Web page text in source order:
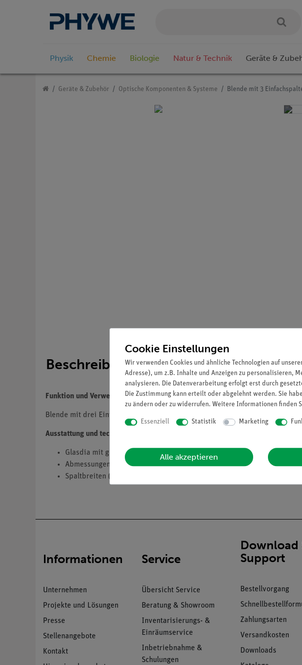
Physik Chemie Biologie Natur & Technik Geräte &
Geräte & Zubehör Optische Komponenten & Systeme Blende mit 3
Beschreibung
Funktion und Verwendung
Blende mit drei Einfachspalten.
Ausstattung und technische Daten
Glasdia mit geschliffenen Kanten.
Abmessungen (mm): 50 x 50.
Spaltbreiten (mm): 0,1; 0,2; 0,4 mm.
Informationen
Unternehmen
Projekte und Lösungen
Presse
Stellenangebote
Kontakt
Service
Übersicht Service
Beratung & Showroom
Inventarisierungs- &
Einräumservice
Inbetriebnahme &
Schulungen
Download
Support
Bestellvorgang
Zahlungsarten
Versandkosten
Downloads
Cookie Einstellungen
Wir verwenden Cookies und ähnliche Technologien auf
Adresse), um z.B. Inhalte und Anzeigen zu personalisieren,
analysieren. Die Datenverarbeitung erfolgt erst durch
Die Zustimmung kann erteilt oder abgelehnt werden. Sie
zu ändern oder zu widerrufen. Weitere Informationen finden
Essenziell Statistik Marketing
Alle akzeptieren